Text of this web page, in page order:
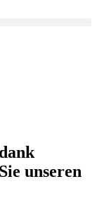
unseren